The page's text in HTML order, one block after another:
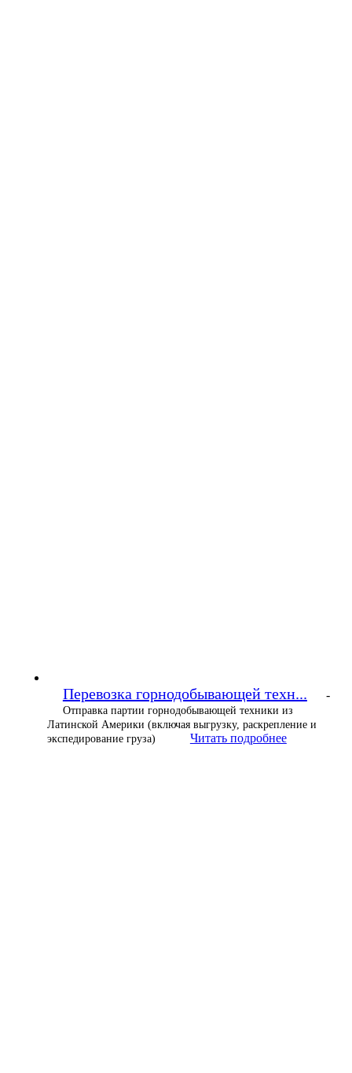
Перевозка горнодобывающей техн... -
Отправка партии горнодобывающей техники из
Латинской Америки (включая выгрузку, раскрепление и
экспедирование груза)
Читать подробнее